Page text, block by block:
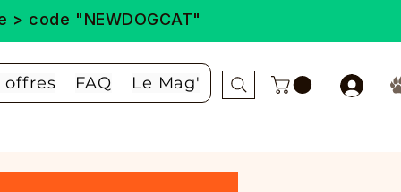
code "NEWDOGCAT"
offres FAQ Le Mag'